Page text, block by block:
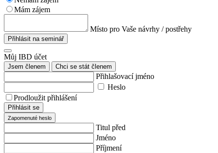
Mám zájem
Místo pro Vaše návrhy / postřehy
Přihlásit na seminář
Můj IBD účet
Jsem členem Chci se stát členem
Přihlašovací jméno
Heslo
Prodloužit přihlášení
Přihlásit se
Zapomenuté heslo
Titul před
Jméno
Příjmení